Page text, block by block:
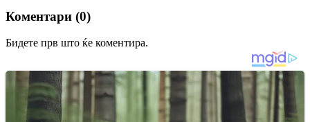
Коментари (0)
Бидете прв што ќе коментира.